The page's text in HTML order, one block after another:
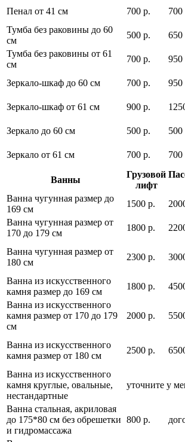
Пенал от 41 см
700 р. 700
Тумба без раковины до 60
см
500 р. 650
Тумба без раковины от 61
см
700 р. 950
Зеркало-шкаф до 60 см
700 р. 950
Зеркало-шкаф от 61 см
900 р.
Зеркало до 60 см
500 р. 500
Зеркало от 61 см
700 р. 700
Ванны
Грузовой
лифт
Ванна чугунная размер до
169 см
1500 р.
Ванна чугунная размер от
170 до 179 см
1800 р.
Ванна чугунная размер от
180 см
2300 р.
Ванна из искусственного
камня размер до 169 см
1800 р.
Ванна из искусственного
камня размер от 170 до 179
см
2000 р.
Ванна из искусственного
камня размер от 180 см
2500 р.
Ванна из искусственного
камня круглые, овальные,
нестандартные
уточните у
Ванна стальная, акриловая
до 175*80 см без обрешетки
и гидромассажа
800 р.